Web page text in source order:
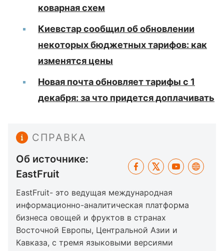
коварная схем
Киевстар сообщил об обновлении
некоторых бюджетных тарифов: как
изменятся цены
Новая почта обновляет тарифы с 1
декабря: за что придется доплачивать
СПРАВКА
Об источнике:
EastFruit
EastFruit- это ведущая международная
информационно-аналитическая платформа
бизнеса овощей и фруктов в странах
Восточной Европы, Центральной Азии и
Кавказа, с тремя языковыми версиями